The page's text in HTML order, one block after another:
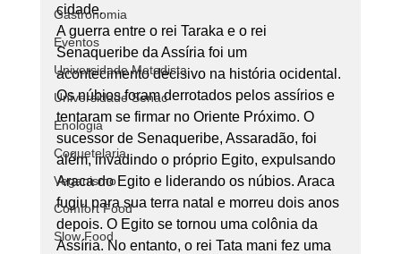
Gastronomia
Eventos
Universidade Metodista
Universidade Senac
Enologia
Coquetelaria
Veganismo
Comfort Food
Slow Food
cidade.
A guerra entre o rei Taraka e o rei
Senaqueribe da Assíria foi um
acontecimento decisivo na história ocidental.
Os núbios foram derrotados pelos assírios e
tentaram se firmar no Oriente Próximo. O
sucessor de Senaqueribe, Assaradão, foi
além, invadindo o próprio Egito, expulsando
Araca do Egito e liderando os núbios. Araca
fugiu para sua terra natal e morreu dois anos
depois. O Egito se tornou uma colônia da
Assíria. No entanto, o rei Tata mani fez uma